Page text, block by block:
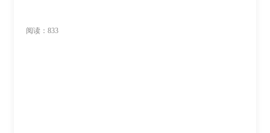
阅读：833